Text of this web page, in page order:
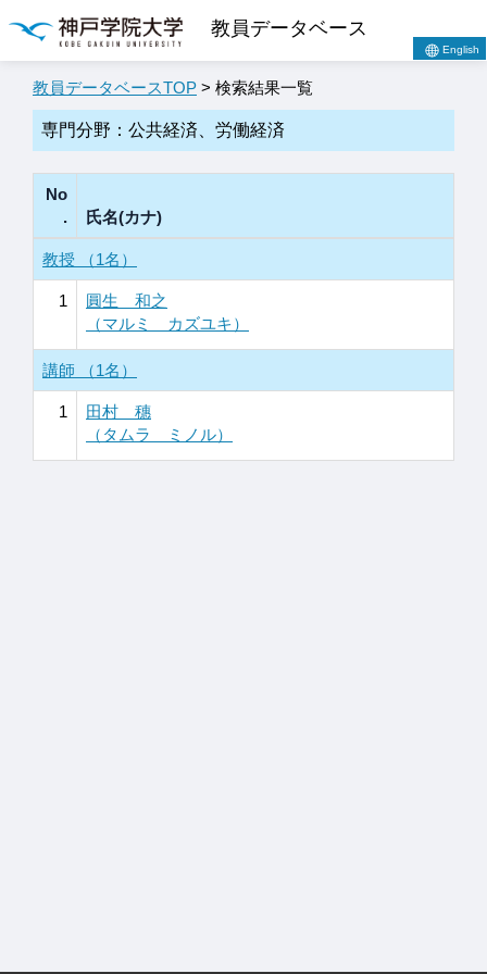
教員データベース
English
教員データベースTOP > 検索結果一覧
専門分野：公共経済、労働経済
No
.
氏名(カナ)
教授 （1名）
1
圓生 和之
（マルミ カズユキ）
講師 （1名）
1
田村 穗
（タムラ ミノル）